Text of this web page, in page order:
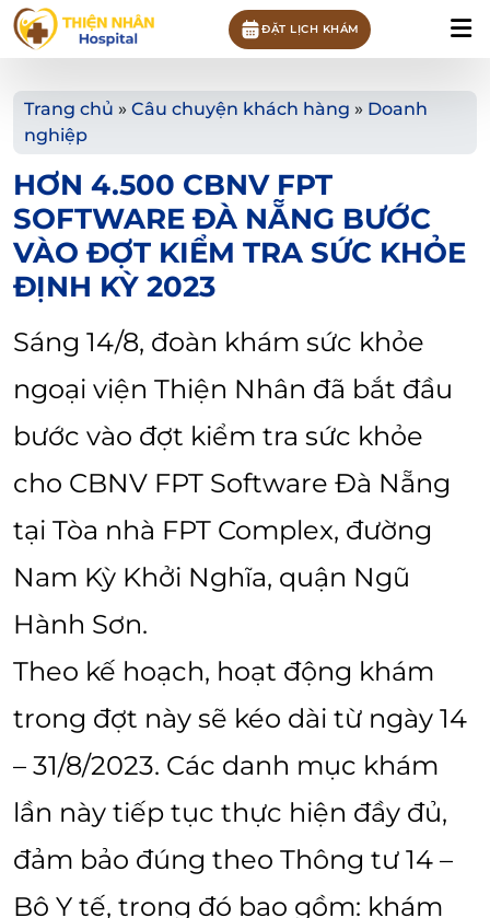
ĐẶT LỊCH KHÁM
Trang chủ » Câu chuyện khách hàng » Doanh
nghiệp
HƠN 4.500 CBNV FPT
SOFTWARE ĐÀ NẴNG BƯỚC
VÀO ĐỢT KIỂM TRA SỨC KHỎE
ĐỊNH KỲ 2023
Sáng 14/8, đoàn khám sức khỏe
ngoại viện Thiện Nhân đã bắt đầu
bước vào đợt kiểm tra sức khỏe
cho CBNV FPT Software Đà Nẵng
tại Tòa nhà FPT Complex, đường
Nam Kỳ Khởi Nghĩa, quận Ngũ
Hành Sơn.
Theo kế hoạch, hoạt động khám
trong đợt này sẽ kéo dài từ ngày 14
– 31/8/2023. Các danh mục khám
lần này tiếp tục thực hiện đầy đủ,
đảm bảo đúng theo Thông tư 14 –
Bộ Y tế, trong đó bao gồm: khám